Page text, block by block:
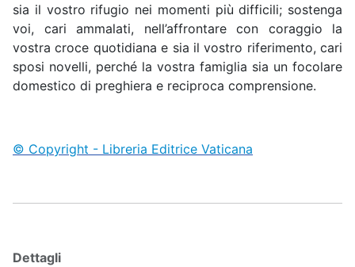
sia il vostro rifugio nei momenti più difficili; sostenga
voi, cari ammalati, nell’affrontare con coraggio la
vostra croce quotidiana e sia il vostro riferimento, cari
sposi novelli, perché la vostra famiglia sia un focolare
domestico di preghiera e reciproca comprensione.
© Copyright - Libreria Editrice Vaticana
Dettagli